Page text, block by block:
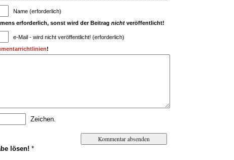
Name (erforderlich)
erforderlich, sonst wird der Beitrag nicht veröffentlicht!
e-Mail - wird nicht veröffentlicht! (erforderlich)
!
Zeichen.
lösen! *